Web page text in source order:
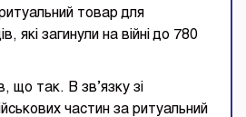
товар для
які загинули на війні до 780
що так. В зв’язку зі
частин за ритуальний